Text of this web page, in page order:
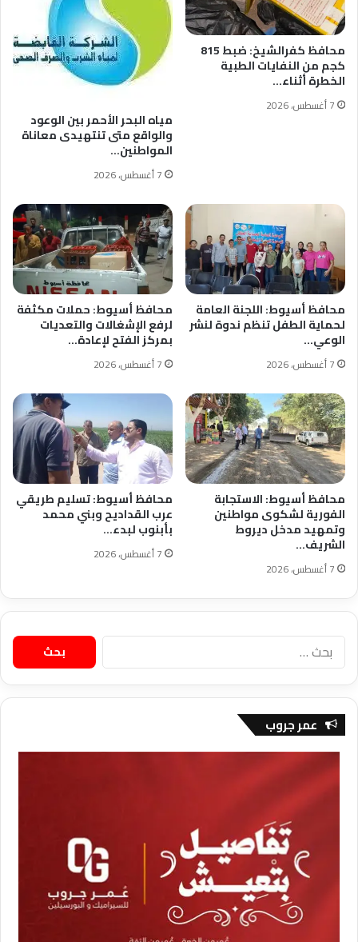
محافظ كفرالشيخ: ضبط 815
كجم من النفايات الطبية
الخطرة أثناء…
7 أغسطس، 2026
مياه البحر الأحمر بين الوعود
والواقع متى تنتهيدى معاناة
المواطنين…
7 أغسطس، 2026
محافظ أسيوط: اللجنة العامة
لحماية الطفل تنظم ندوة لنشر
الوعي…
7 أغسطس، 2026
محافظ أسيوط: حملات مكثفة
لرفع الإشغالات والتعديات
بمركز الفتح لإعادة…
7 أغسطس، 2026
محافظ أسيوط: الاستجابة
الفورية لشكوى مواطنين
وتمهيد مدخل ديروط
الشريف…
7 أغسطس، 2026
محافظ أسيوط: تسليم طريقي
عرب القداديح وبني محمد
بأبنوب لبدء…
7 أغسطس، 2026
البحث
عن:
عمر جروب